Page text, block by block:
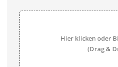
Hier klicken oder
(Drag &